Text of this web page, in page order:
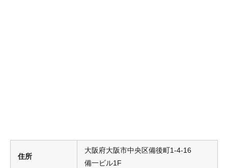
住所
大阪府大阪市中央区備後町1-4-16
備一ビル1F